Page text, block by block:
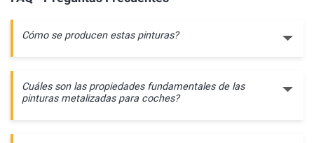
Cómo se producen estas pinturas?
Cuáles son las propiedades fundamentales de las
pinturas metalizadas para coches?